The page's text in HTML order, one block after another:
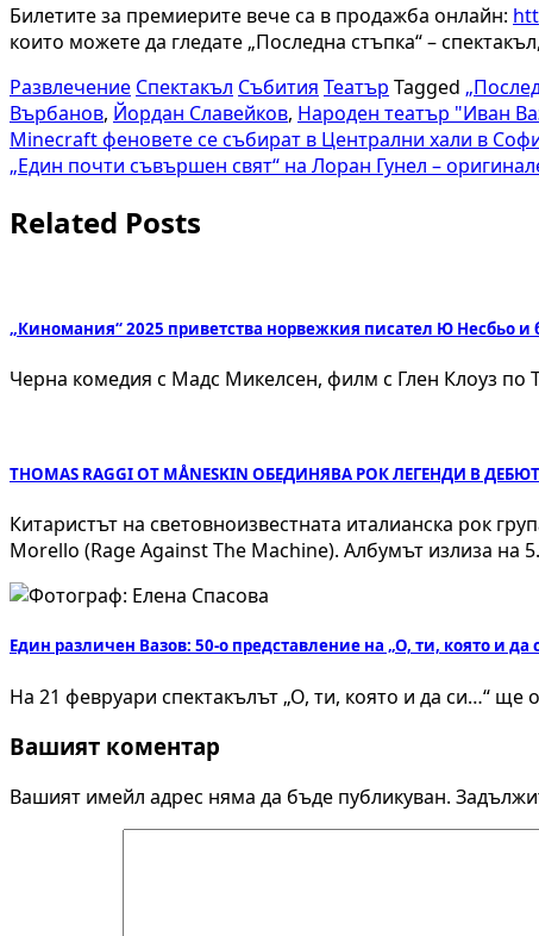
Билетите за премиерите вече са в продажба онлайн:
които можете да гледате „Последна стъпка“ –
Развлечение Спектакъл Събития Театър Tagged
Върбанов, Йордан Славейков, Народен театър "Иван
Навигация
Minecraft феновете се събират в Централни хали в
„Един почти съвършен свят“ на Лоран Гунел –
Related Posts
„Киномания“ 2025 приветства норвежкия писател Ю Несбьо
Черна комедия с Мадс Микелсен, филм с Глен Клоуз по
THOMAS RAGGI ОТ MÅNESKIN ОБЕДИНЯВА РОК ЛЕГЕНДИ В
Китаристът на световноизвестната италианска рок
Morello (Rage Against The Machine). Албумът излиза на
Един различен Вазов: 50-о представление на „О, ти, която и да
На 21 февруари спектакълът „О, ти, която и да си…“
Вашият коментар
Вашият имейл адрес няма да бъде публикуван.